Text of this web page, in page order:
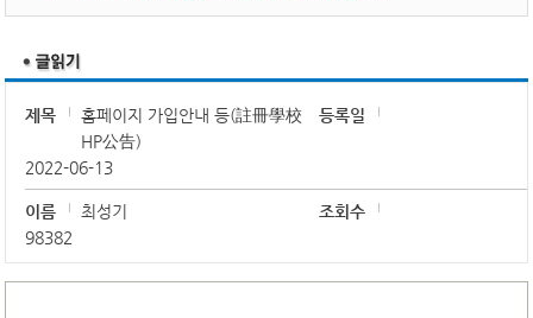
제목
홈페이지 가입안내 등(註冊學校
HP公告)
등록일
2022-06-13
이름 최성기
조회수
98382